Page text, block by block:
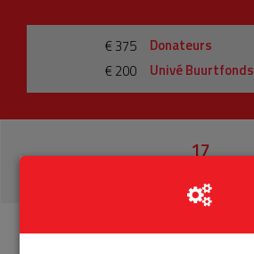
€ 375
Donateurs
€ 200
Univé Buurtfonds
17